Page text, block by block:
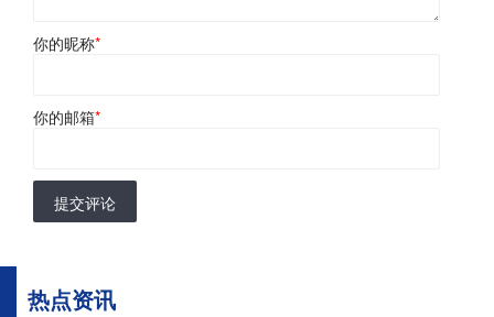
你的昵称*
你的邮箱*
提交评论
热点资讯